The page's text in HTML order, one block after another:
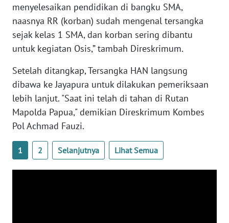
menyelesaikan pendidikan di bangku SMA,
naasnya RR (korban) sudah mengenal tersangka
sejak kelas 1 SMA, dan korban sering dibantu
untuk kegiatan Osis,” tambah Direskrimum.
Setelah ditangkap, Tersangka HAN langsung
dibawa ke Jayapura untuk dilakukan pemeriksaan
lebih lanjut. "Saat ini telah di tahan di Rutan
Mapolda Papua," demikian Direskrimum Kombes
Pol Achmad Fauzi.
1 2 Selanjutnya Lihat Semua
WN
SERAMBI
JAMBI
WN
WN
NTB
WN